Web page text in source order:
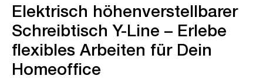
Elektrisch höhenverstellbarer
Schreibtisch Y-Line – Erlebe
flexibles Arbeiten für Dein
Homeoffice